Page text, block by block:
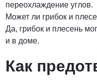
переохлаждение углов.
Может ли грибок и
Да, грибок и плесень
и в доме.
Как